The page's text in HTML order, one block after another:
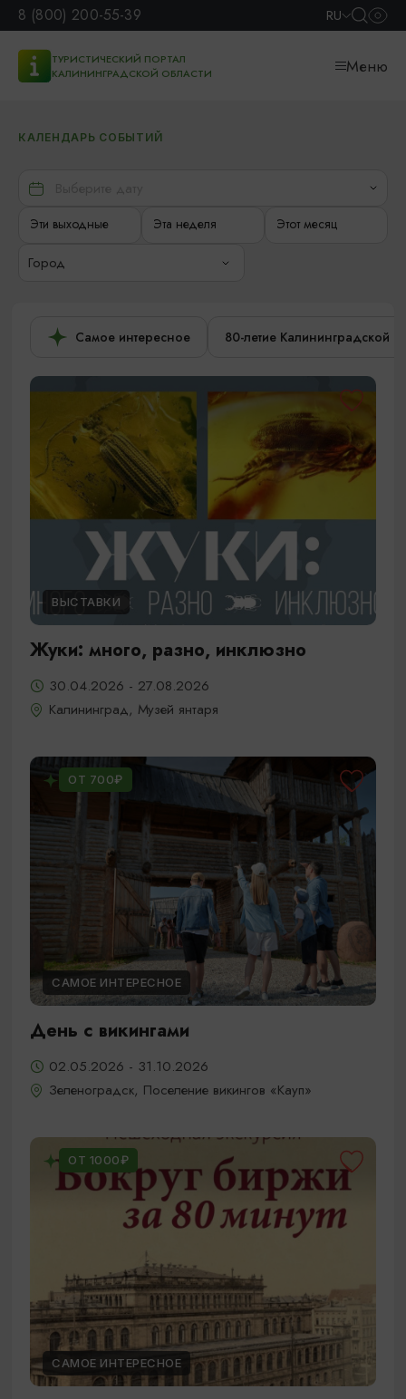
8 (800) 200-55-39 RU
ТУРИСТИЧЕСКИЙ ПОРТАЛ
КАЛИНИНГРАДСКОЙ ОБЛАСТИ
Меню
КАЛЕНДАРЬ СОБЫТИЙ
Эти выходные Эта неделя Этот месяц
Город
Самое интересное 80-летие Калининградской
ВЫСТАВКИ
Жуки: много, разно, инклюзно
30.04.2026 - 27.08.2026
Калининград, Музей янтаря
ОТ 700₽
САМОЕ ИНТЕРЕСНОЕ
День с викингами
02.05.2026 - 31.10.2026
Зеленоградск, Поселение викингов «Кауп»
ОТ 1000₽
САМОЕ ИНТЕРЕСНОЕ